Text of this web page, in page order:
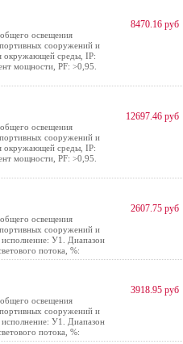
освещения
сооружений и
окружающей среды, IP:
мощности, PF: >0,95.
8470.16 руб
освещения
сооружений и
окружающей среды, IP:
мощности, PF: >0,95.
12697.46 руб
освещения
сооружений и
У1. Диапазон
потока, %:
2607.75 руб
освещения
сооружений и
У1. Диапазон
потока, %:
3918.95 руб